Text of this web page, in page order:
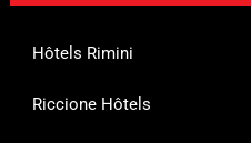
Hôtels Rimini
Riccione Hôtels